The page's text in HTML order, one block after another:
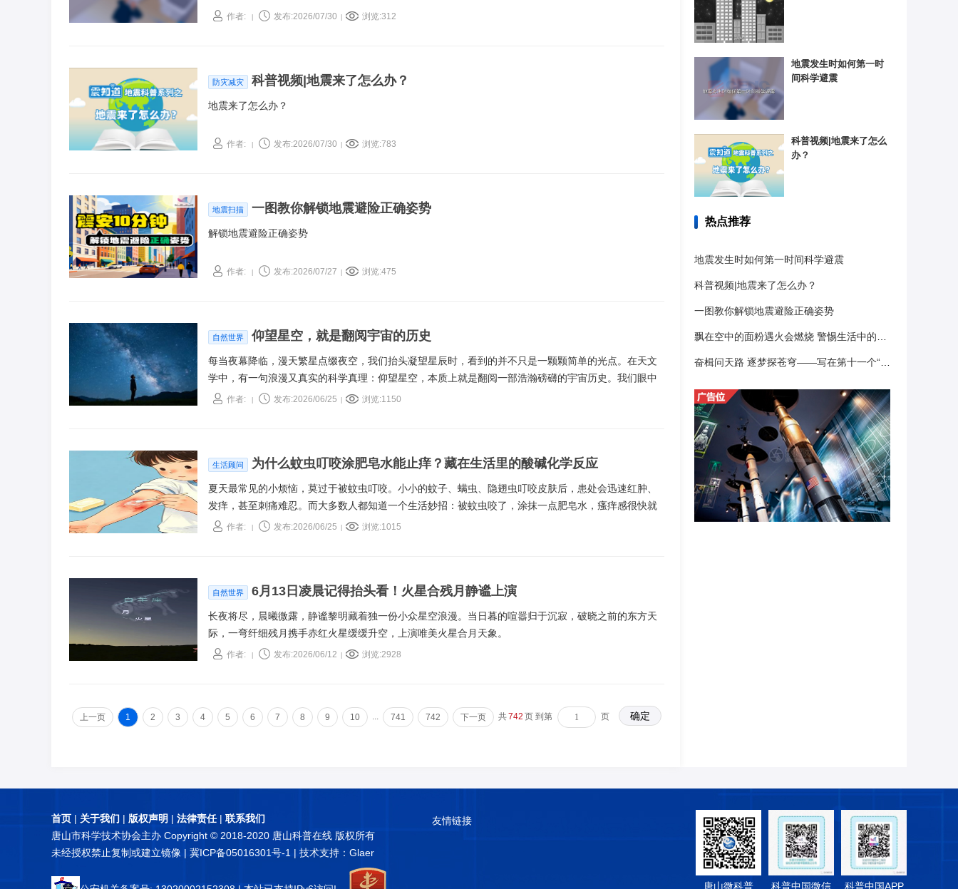
作者: 发布:2026/07/30 浏览:312
防灾减灾 科普视频|地震来了怎么办？
地震来了怎么办？
作者: 发布:2026/07/30 浏览:783
地震扫描 一图教你解锁地震避险正确姿势
解锁地震避险正确姿势
作者: 发布:2026/07/27 浏览:475
自然世界 仰望星空，就是翻阅宇宙的历史
每当夜幕降临，漫天繁星点缀夜空，我们抬头凝望星辰时，看到的并不只是一颗颗简单的光点。在天文
学中，有一句浪漫又真实的科学真理：仰望星空，本质上就是翻阅一部浩瀚磅礴的宇宙历史。我们眼中
的星光，从来不是星星此刻的模样，而是它们千百年前、甚至亿万年前的样子。
作者: 发布:2026/06/25 浏览:1150
生活顾问 为什么蚊虫叮咬涂肥皂水能止痒？藏在生活里的酸碱化学反应
夏天最常见的小烦恼，莫过于被蚊虫叮咬。小小的蚊子、螨虫、隐翅虫叮咬皮肤后，患处会迅速红肿、
发痒，甚至刺痛难忍。而大多数人都知道一个生活妙招：被蚊虫咬了，涂抹一点肥皂水，瘙痒感很快就
会缓解、消退。
作者: 发布:2026/06/25 浏览:1015
自然世界 6月13日凌晨记得抬头看！火星合残月静谧上演
长夜将尽，晨曦微露，静谧黎明藏着独一份小众星空浪漫。当日暮的喧嚣归于沉寂，破晓之前的东方天
际，一弯纤细残月携手赤红火星缓缓升空，上演唯美火星合月天象。
作者: 发布:2026/06/12 浏览:2928
上一页 1 2 3 4 5 6 7 8 9 10 ... 741 742 下一页 共742 页 到第 页
地震发生时如何第一时
间科学避震
科普视频|地震来了怎么
办？
热点推荐
地震发生时如何第一时间科学避震
科普视频|地震来了怎么办？
一图教你解锁地震避险正确姿势
首页 | 关于我们 | 版权声明 | 法律责任| 联系我们
唐山市科学技术协会主办 Copyright © 2018-2020 唐山科普在线 版权所有
未经授权禁止复制或建立镜像 | 冀ICP备05016301号-1 | 技术支持：Glaer
友情链接
唐山微科普 科普中国微信 科普中国APP